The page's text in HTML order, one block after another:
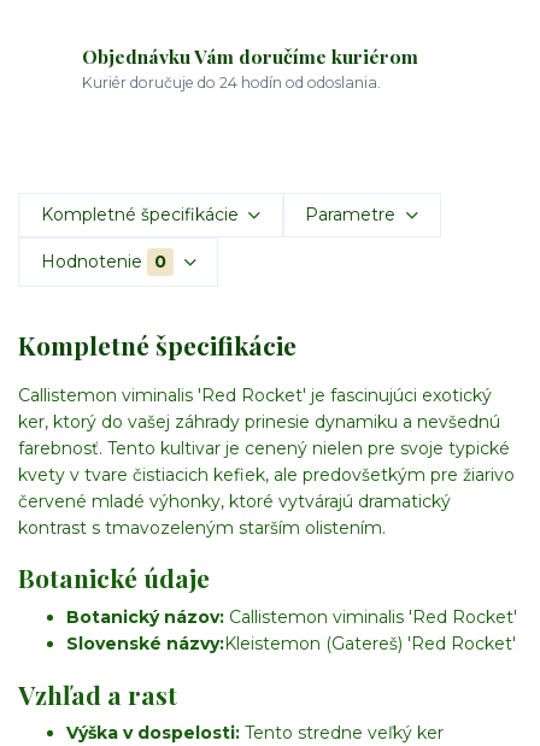
Objednávku Vám doručíme kuriérom
Kuriér doručuje do 24 hodín od odoslania.
Kompletné špecifikácie Parametre
Hodnotenie 0
Kompletné špecifikácie
Callistemon viminalis 'Red Rocket' je fascinujúci exotický
ker, ktorý do vašej záhrady prinesie dynamiku a nevšednú
farebnosť. Tento kultivar je cenený nielen pre svoje typické
kvety v tvare čistiacich kefiek, ale predovšetkým pre žiarivo
červené mladé výhonky, ktoré vytvárajú dramatický
kontrast s tmavozeleným starším olistením.
Botanické údaje
Botanický názov: Callistemon viminalis 'Red Rocket'
Slovenské názvy:Kleistemon (Gatereš) 'Red Rocket'
Vzhľad a rast
Výška v dospelosti: Tento stredne veľký ker